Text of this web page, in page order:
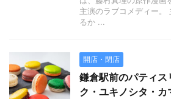
主演のラブコメディー。
るか ...
開店・閉店
鎌倉駅前のパティス
ク・ユキノシタ・